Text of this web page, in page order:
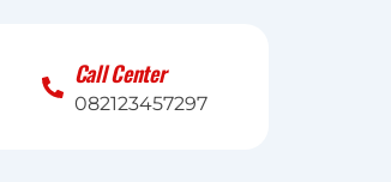
Call Center
082123457297